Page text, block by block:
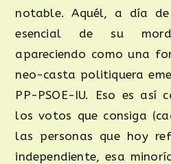
notable. Aquél, a día
esencial de su
apareciendo como una
neo-casta politiquera
PP-PSOE-IU. Eso es así
los votos que consiga
las personas que hoy
independiente, esa